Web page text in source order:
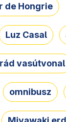
de Hongrie
Luz Casal
vasútvonal
omnibusz